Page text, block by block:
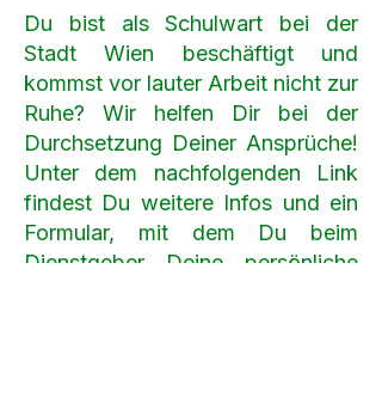
Du bist als Schulwart bei der
Stadt Wien beschäftigt und
kommst vor lauter Arbeit nicht zur
Ruhe? Wir helfen Dir bei der
Durchsetzung Deiner Ansprüche!
Unter dem nachfolgenden Link
findest Du weitere Infos und ein
Formular, mit dem Du beim
Dienstgeber Deine persönliche